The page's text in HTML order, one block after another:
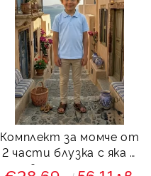
Комплект за момче от
2 части блузка с яка в
светлосиньо и